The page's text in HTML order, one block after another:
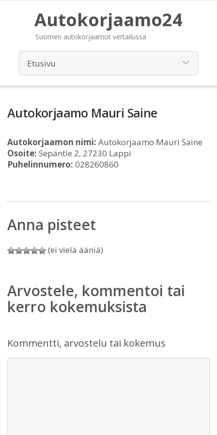
Autokorjaamo24
Suomen autokorjaamot vertailussa
Autokorjaamo Mauri Saine
Autokorjaamon nimi: Autokorjaamo Mauri Saine
Osoite: Sepäntie 2, 27230 Lappi
Puhelinnumero: 028260860
Anna pisteet
(ei vielä ääniä)
Arvostele, kommentoi tai
kerro kokemuksista
Kommentti, arvostelu tai kokemus